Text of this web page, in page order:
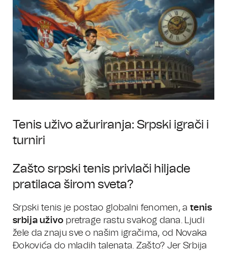
Tenis uživo ažuriranja: Srpski igrači i
turniri
Zašto srpski tenis privlači hiljade
pratilaca širom sveta?
Srpski tenis je postao globalni fenomen, a tenis
srbija uživo pretrage rastu svakog dana. Ljudi
žele da znaju sve o našim igračima, od Novaka
Đokovića do mladih talenata. Zašto? Jer Srbija